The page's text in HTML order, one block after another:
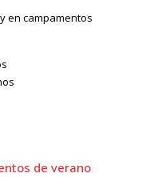
en campamentos
de verano